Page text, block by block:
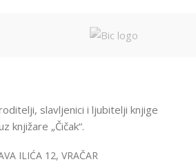
slavljenici i ljubitelji knjige
knjižare „Čičak“.
ILIĆA 12, VRAČAR